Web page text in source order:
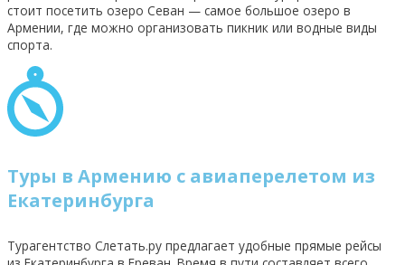
стоит посетить озеро Севан — самое большое озеро в
Армении, где можно организовать пикник или водные виды
спорта.
Туры в Армению с авиаперелетом из
Екатеринбурга
Турагентство Слетать.ру предлагает удобные прямые рейсы